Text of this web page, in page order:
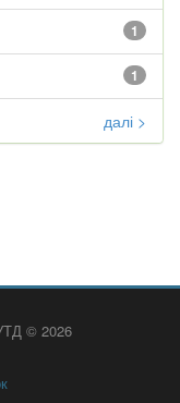
1
1
далі >
© 2026